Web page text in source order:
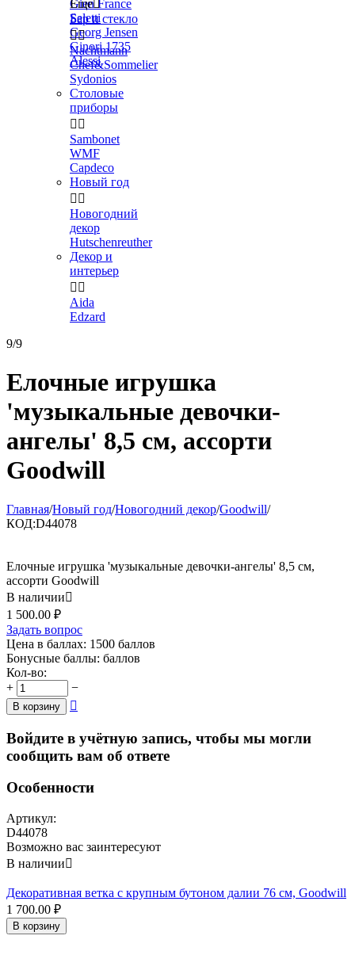
Gien France
Seletti
Georg Jensen
Ginori 1735
Alessi
Еще
Бар и стекло

Nachtmann
Chef&Sommelier
Sydonios
Столовые
приборы
 
Sambonet
WMF
Capdeco
Новый год
 
Новогодний
декор
Hutschenreuther
Декор и
интерьер
 
Aida
Edzard
9/9
Елочные игрушка
'музыкальные девочки-
ангелы' 8,5 см, ассорти
Goodwill
Главная/Новый год/Новогодний декор/Goodwill/
КОД:D44078
Елочные игрушка 'музыкальные девочки-ангелы' 8,5 см,
ассорти Goodwill
В наличии
1 500.00 ₽
Задать вопрос
Цена в баллах: 1500 баллов
Бонусные баллы: баллов
Кол-во:
+
−
В корзину 
Войдите в учётную запись, чтобы мы могли
сообщить вам об ответе
Особенности
Артикул:
D44078
Возможно вас заинтересуют
В наличии
Декоративная ветка с крупным бутоном далии 76 см, Goodwill
1 700.00 ₽
В корзину